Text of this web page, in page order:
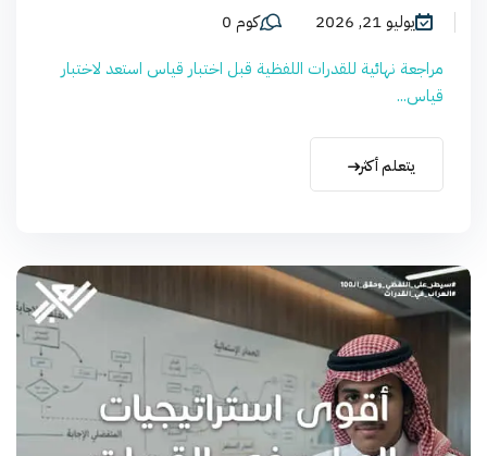
يوليو 21, 2026
كوم 0
مراجعة نهائية للقدرات اللفظية قبل اختبار قياس استعد لاختبار
قياس...
يتعلم أكثر